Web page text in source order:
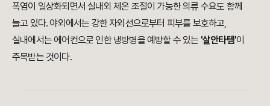
폭염이 일상화되면서 실내외 체온 조절이 가능한 의류 수요도 함께
늘고 있다. 야외에서는 강한 자외선으로부터 피부를 보호하고,
실내에서는 에어컨으로 인한 냉방병을 예방할 수 있는 '살안타템'이
주목받는 것이다.